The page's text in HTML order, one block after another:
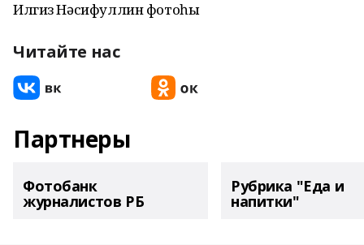
Илгиз Нәсифуллин фотоһы
Читайте нас
Партнеры
Фотобанк
журналистов РБ
Рубрика "Еда и
напитки"